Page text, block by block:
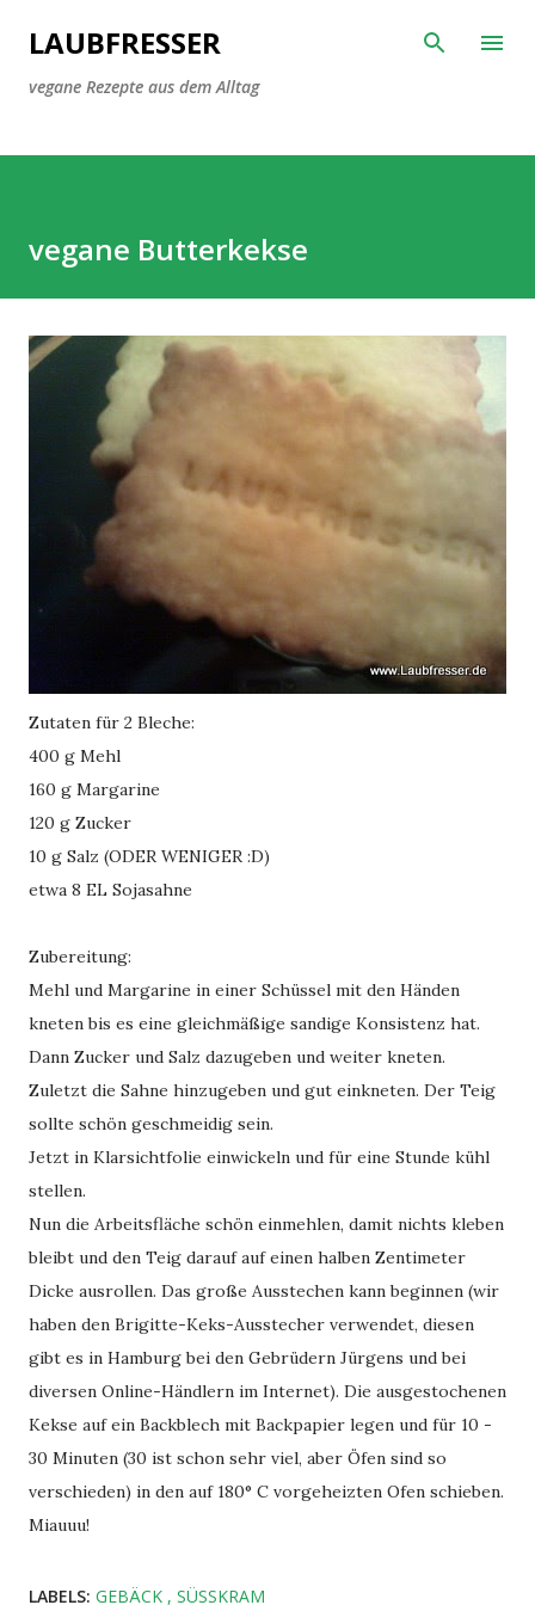
Direkt zum Hauptbereich
LAUBFRESSER
vegane Rezepte aus dem Alltag
vegane Butterkekse
Zutaten für 2 Bleche:
400 g Mehl
160 g Margarine
120 g Zucker
10 g Salz (ODER WENIGER :D)
etwa 8 EL Sojasahne
Zubereitung:
Mehl und Margarine in einer Schüssel mit den Händen
kneten bis es eine gleichmäßige sandige Konsistenz hat.
Dann Zucker und Salz dazugeben und weiter kneten.
Zuletzt die Sahne hinzugeben und gut einkneten. Der Teig
sollte schön geschmeidig sein.
Jetzt in Klarsichtfolie einwickeln und für eine Stunde kühl
stellen.
Nun die Arbeitsfläche schön einmehlen, damit nichts kleben
bleibt und den Teig darauf auf einen halben Zentimeter
Dicke ausrollen. Das große Ausstechen kann beginnen (wir
haben den Brigitte-Keks-Ausstecher verwendet, diesen
gibt es in Hamburg bei den Gebrüdern Jürgens und bei
diversen Online-Händlern im Internet). Die ausgestochenen
Kekse auf ein Backblech mit Backpapier legen und für 10 -
30 Minuten (30 ist schon sehr viel, aber Öfen sind so
verschieden) in den auf 180° C vorgeheizten Ofen schieben.
Miauuu!
LABELS: GEBÄCK SÜSSKRAM